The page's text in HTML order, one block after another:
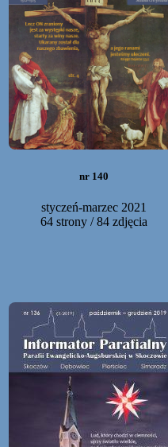
nr 140
styczeń-marzec 2021
64 strony / 84 zdjęcia